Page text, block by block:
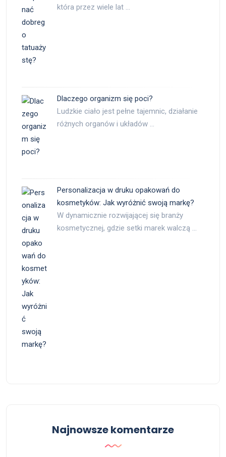
która przez wiele lat …
Dlaczego organizm się poci?
Ludzkie ciało jest pełne tajemnic, działanie
różnych organów i układów …
Personalizacja w druku opakowań do
kosmetyków: Jak wyróżnić swoją markę?
W dynamicznie rozwijającej się branży
kosmetycznej, gdzie setki marek walczą …
Najnowsze komentarze